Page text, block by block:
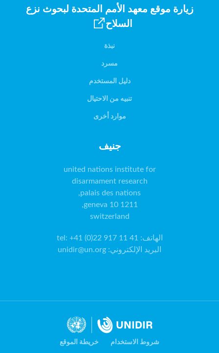
زيارة موقع معهد الأمم المتحدة لبحوث نزع
السلاح
نبذة
مسرد
دليل المستخدم
تنبيه من الاحتيال
موارد أخرى
جنيف
switzerland
الهاتف:
tel: +41 (0)22 917 11 41
البريد الإلكتروني:
unidir@un.org
شروط الاستخدام خريطة الموقع